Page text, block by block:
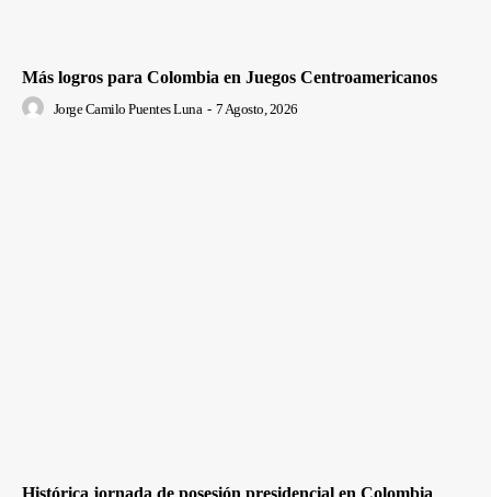
Más logros para Colombia en Juegos Centroamericanos
Jorge Camilo Puentes Luna - 7 Agosto, 2026